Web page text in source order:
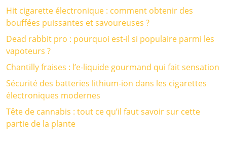
Hit cigarette électronique : comment obtenir des
bouffées puissantes et savoureuses ?
Dead rabbit pro : pourquoi est-il si populaire parmi les
vapoteurs ?
Chantilly fraises : l’e-liquide gourmand qui fait sensation
Sécurité des batteries lithium-ion dans les cigarettes
électroniques modernes
Tête de cannabis : tout ce qu’il faut savoir sur cette
partie de la plante